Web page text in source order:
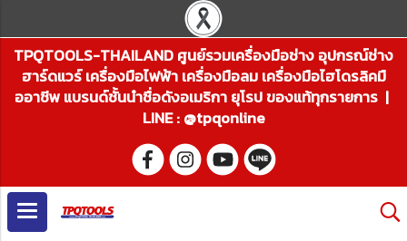
TPQTOOLS-THAILAND ศูนย์รวมเครื่องมือช่าง อุปกรณ์ช่าง
ฮาร์ดแวร์ เครื่องมือไฟฟ้า เครื่องมือลม เครื่องมือไฮโดรลิคมื
ออาชีพ แบรนด์ชั้นนำชื่อดังอเมริกา ยุโรป ของแท้ทุกรายการ |
LINE : @tpqonline